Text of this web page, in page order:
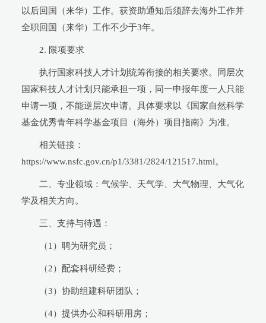
以后回国（来华）工作。获资助通知后须辞去海外工作并
全职回国（来华）工作不少于3年。
2. 限项要求
执行国家科技人才计划统筹衔接的相关要求。同层次
国家科技人才计划只能承担一项，同一申报年度一人只能
申请一项，不能逆层次申请。具体要求以《国家自然科学
基金优秀青年科学基金项目（海外）项目指南》为准。
相关链接：
https://www.nsfc.gov.cn/p1/3381/2824/121517.html。
二、专业领域： 气候学、天气学、大气物理、大气化
学及相关方向。
三、支持与待遇：
（1）聘为研究员；
（2）配套科研经费；
（3）协助组建科研团队；
（4）提供办公和科研用房；